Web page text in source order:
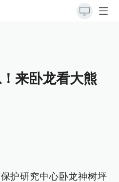
来卧龙看大熊
护研究中心卧龙神树坪